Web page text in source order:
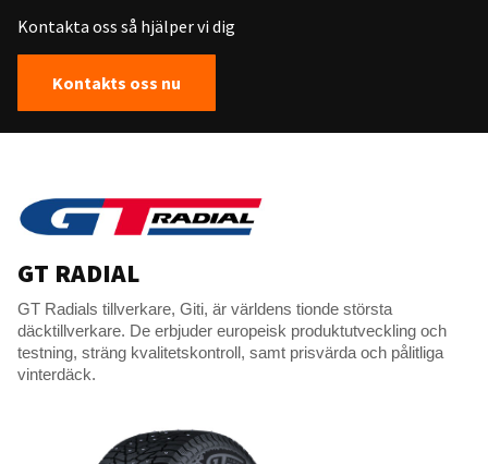
Kontakta oss så hjälper vi dig
Kontakts oss nu
GT RADIAL
GT Radials tillverkare, Giti, är världens tionde största
däcktillverkare. De erbjuder europeisk produktutveckling och
testning, sträng kvalitetskontroll, samt prisvärda och pålitliga
vinterdäck.